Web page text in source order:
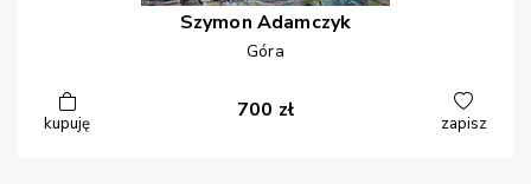
Szymon Adamczyk
Góra
kupuję
700 zł
zapisz